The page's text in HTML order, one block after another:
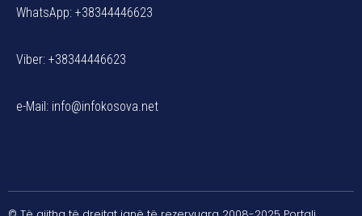
WhatsApp: +38344446623
Viber: +38344446623
e-Mail: info@infokosova.net